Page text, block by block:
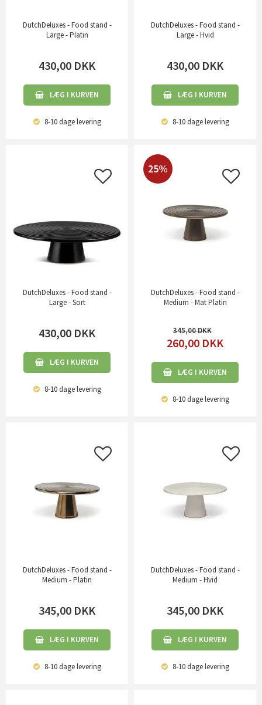
DutchDeluxes - Food stand -
Large - Platin
430,00 DKK
LÆG I KURVEN
8-10 dagelevering
DutchDeluxes - Food stand -
Large - Hvid
430,00 DKK
LÆG I KURVEN
8-10 dagelevering
DutchDeluxes - Food stand -
Large - Sort
430,00 DKK
LÆG I KURVEN
8-10 dagelevering
25%
DutchDeluxes - Food stand -
Medium - Mat Platin
345,00
260,00 DKK
LÆG I KURVEN
8-10 dagelevering
DutchDeluxes - Food stand -
Medium - Platin
345,00 DKK
LÆG I KURVEN
8-10 dagelevering
DutchDeluxes - Food stand -
Medium - Hvid
345,00 DKK
LÆG I KURVEN
8-10 dagelevering